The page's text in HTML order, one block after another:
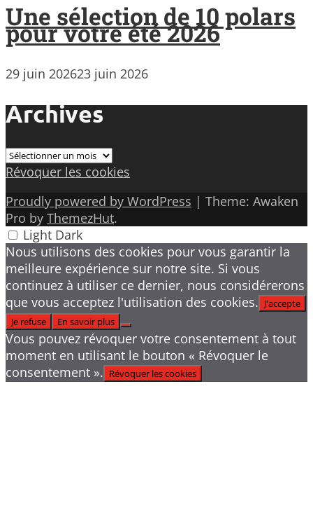
Une sélection de 10 polars
pour votre été 2026
29 juin 202623 juin 2026
Archives
Archives
Révoquer les cookies
Proudly powered by WordPress | Theme: Awaken
Pro by ThemezHut.
Light Dark
Nous utilisons des cookies pour vous garantir la
meilleure expérience sur notre site. Si vous
continuez à utiliser ce dernier, nous considérerons
que vous acceptez l'utilisation des cookies. J'accepte
Je refuse
En savoir plus
Vous pouvez révoquer votre consentement à tout
moment en utilisant le bouton « Révoquer le
consentement ». Révoquer les cookies